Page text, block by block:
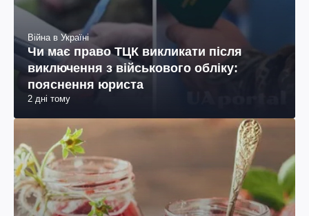
Війна в Україні
Чи має право ТЦК викликати після
виключення з військового обліку:
пояснення юриста
2 дні тому